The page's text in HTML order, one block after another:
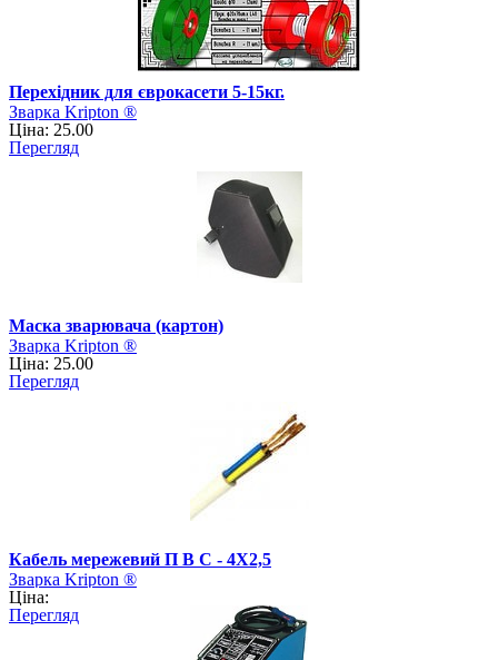
Перехідник для єврокасети 5-15кг.
Зварка Kripton ®
Ціна: 25.00
Перегляд
Маска зварювача (картон)
Зварка Kripton ®
Ціна: 25.00
Перегляд
Кабель мережевий П В С - 4Х2,5
Зварка Kripton ®
Ціна:
Перегляд